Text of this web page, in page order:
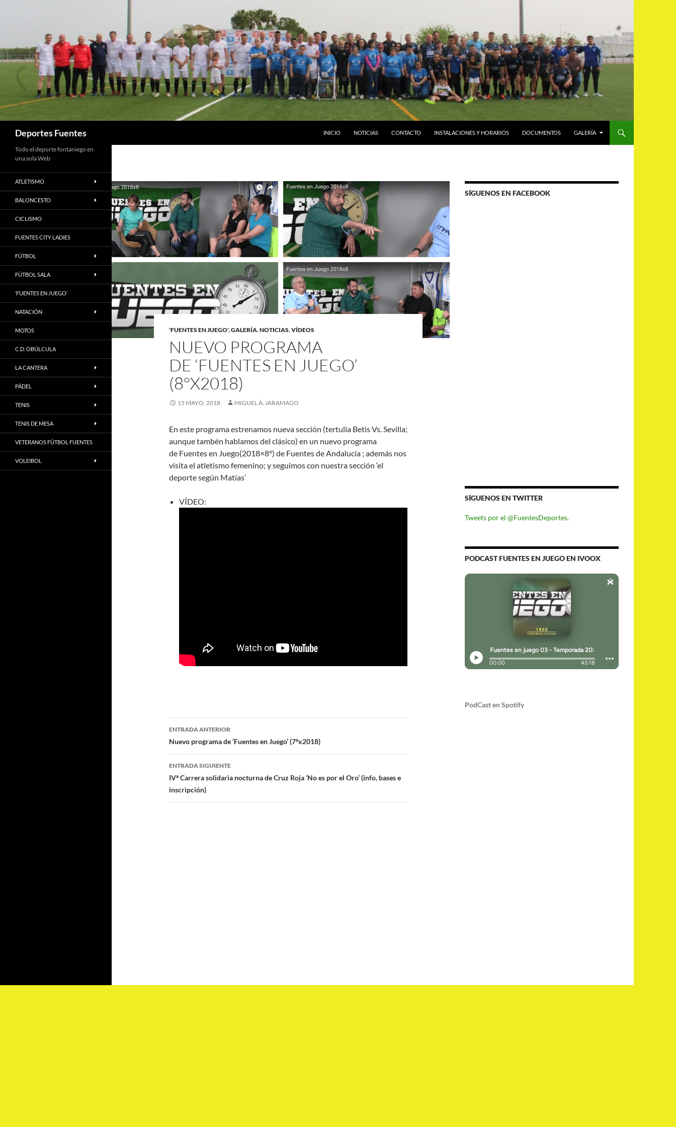
Deportes Fuentes INICIO NOTICIAS CONTACTO INSTALACIONES Y HORARIOS DOCUMENTOS GALERÍA
'FUENTES EN JUEGO',GALERÍA,NOTICIAS,VÍDEOS
NUEVO PROGRAMA
DE ‘FUENTES EN JUEGO’
(8°X2018)
15 MAYO, 2018 MIGUEL Á. JARAMAGO
En este programa estrenamos nueva sección (tertulia Betis Vs. Sevilla;
aunque tambén hablamos del clásico) en un nuevo programa
de Fuentes en Juego(2018×8°) de Fuentes de Andalucía ; además nos
visita el atletismo femenino; y seguimos con nuestra sección ‘el
deporte según Matías’
VÍDEO:
Navegación
de
entradas
ENTRADA ANTERIOR
Nuevo programa de ‘Fuentes en Juego’ (7ºx2018)
ENTRADA SIGUIENTE
IVª Carrera solidaria nocturna de Cruz Roja ‘No es por el Oro’ (info, bases e
inscripción)
SÍGUENOS EN FACEBOOK
SÍGUENOS EN TWITTER
Tweets por el @FuentesDeportes.
PODCAST FUENTES EN JUEGO EN IVOOX
PodCast en Spotify
Todo el deporte fontaniego en
una sola Web
ATLETISMO
BALONCESTO
CICLISMO
FUENTES CITY LADIES
FÚTBOL
FÚTBOL SALA
‘FUENTES EN JUEGO’
NATACIÓN
MOTOS
C.D. OBÚLCULA
LA CANTERA
PÁDEL
TENIS
TENIS DE MESA
VETERANOS FÚTBOL FUENTES
VOLEIBOL